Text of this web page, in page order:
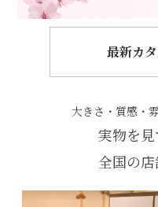
最新カ
大きさ・質感・
実物を
全国の